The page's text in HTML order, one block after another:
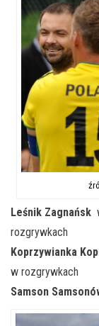
Leśnik Zagnańsk
rozgrywkach
Koprzywianka
w rozgrywkach
Samson